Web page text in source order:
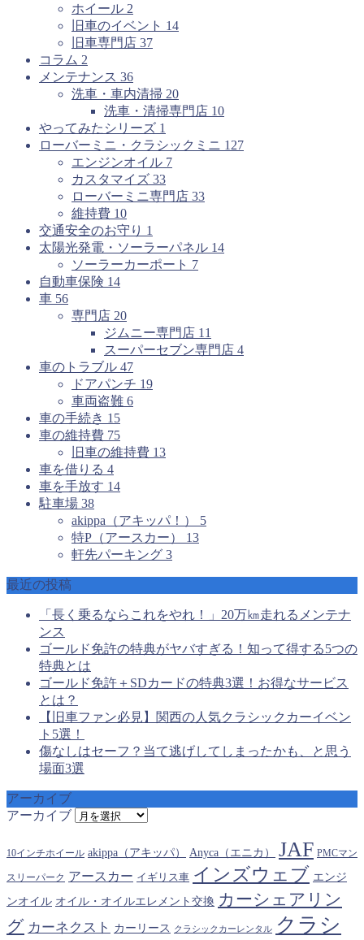
ホイール 2
旧車のイベント 14
旧車専門店 37
コラム 2
メンテナンス 36
洗車・車内清掃 20
洗車・清掃専門店 10
やってみたシリーズ 1
ローバーミニ・クラシックミニ 127
エンジンオイル 7
カスタマイズ 33
ローバーミニ専門店 33
維持費 10
交通安全のお守り 1
太陽光発電・ソーラーパネル 14
ソーラーカーポート 7
自動車保険 14
車 56
専門店 20
ジムニー専門店 11
スーパーセブン専門店 4
車のトラブル 47
ドアパンチ 19
車両盗難 6
車の手続き 15
車の維持費 75
旧車の維持費 13
車を借りる 4
車を手放す 14
駐車場 38
akippa（アキッパ！） 5
特P（アースカー） 13
軒先パーキング 3
最近の投稿
「長く乗るならこれをやれ！」20万㎞走れるメンテナ
ンス
ゴールド免許の特典がヤバすぎる！知って得する5つの
特典とは
ゴールド免許＋SDカードの特典3選！お得なサービス
とは？
【旧車ファン必見】関西の人気クラシックカーイベン
ト5選！
傷なしはセーフ？当て逃げしてしまったかも、と思う
場面3選
アーカイブ
アーカイブ
10インチホイール akippa（アキッパ） Anyca（エニカ） JAF PMCマン
スリーパーク アースカー イギリス車 インズウェブ エンジ
ンオイル オイル・オイルエレメント交換 カーシェアリン
グ カーネクスト カーリース クラシックカーレンタル
クラシ